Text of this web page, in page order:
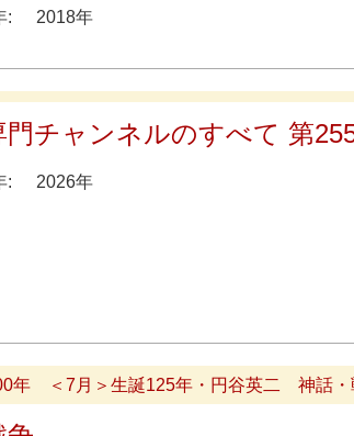
:
2018年
門チャンネルのすべて 第
: 2026年
年 ＜7月＞生誕125年・円谷英二 神話・